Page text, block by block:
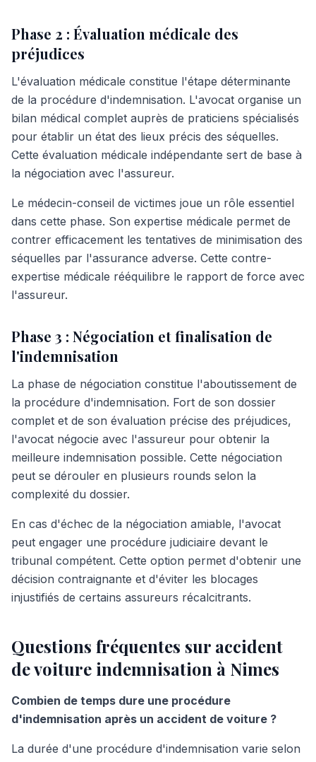
Phase 2 : Évaluation médicale des
préjudices
L'évaluation médicale constitue l'étape déterminante
de la procédure d'indemnisation. L'avocat organise un
bilan médical complet auprès de praticiens spécialisés
pour établir un état des lieux précis des séquelles.
Cette évaluation médicale indépendante sert de base à
la négociation avec l'assureur.
Le médecin-conseil de victimes joue un rôle essentiel
dans cette phase. Son expertise médicale permet de
contrer efficacement les tentatives de minimisation des
séquelles par l'assurance adverse. Cette contre-
expertise médicale rééquilibre le rapport de force avec
l'assureur.
Phase 3 : Négociation et finalisation de
l'indemnisation
La phase de négociation constitue l'aboutissement de
la procédure d'indemnisation. Fort de son dossier
complet et de son évaluation précise des préjudices,
l'avocat négocie avec l'assureur pour obtenir la
meilleure indemnisation possible. Cette négociation
peut se dérouler en plusieurs rounds selon la
complexité du dossier.
En cas d'échec de la négociation amiable, l'avocat
peut engager une procédure judiciaire devant le
tribunal compétent. Cette option permet d'obtenir une
décision contraignante et d'éviter les blocages
injustifiés de certains assureurs récalcitrants.
Questions fréquentes sur accident
de voiture indemnisation à Nimes
Combien de temps dure une procédure
d'indemnisation après un accident de voiture ?
La durée d'une procédure d'indemnisation varie selon